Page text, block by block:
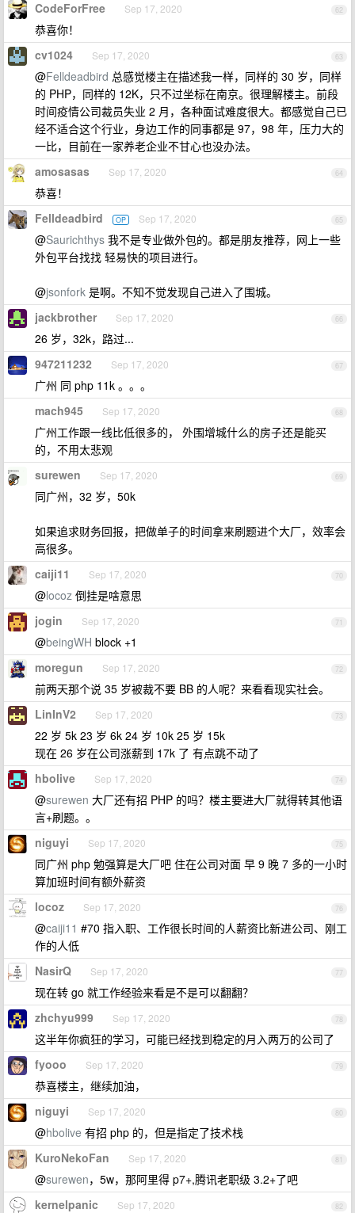
62
CodeForFree Sep 17, 2020
恭喜你！
63
cv1024 Sep 17, 2020
@Felldeadbird 总感觉楼主在描述我一样，同样的 30 岁，同样
的 PHP，同样的 12K，只不过坐标在南京。很理解楼主。前段
时间疫情公司裁员失业 2 月，各种面试难度很大。都感觉自己已
经不适合这个行业，身边工作的同事都是 97，98 年，压力大的
一比，目前在一家养老企业不甘心也没办法。
64
amosasas Sep 17, 2020
恭喜！
65
Felldeadbird OP Sep 17, 2020
@Saurichthys 我不是专业做外包的。都是朋友推荐，网上一些
外包平台找找 轻易快的项目进行。
@jsonfork 是啊。不知不觉发现自己进入了围城。
66
jackbrother Sep 17, 2020
26 岁，32k，路过...
67
947211232 Sep 17, 2020
广州 同 php 11k 。。。
68
mach945 Sep 17, 2020
广州工作跟一线比低很多的， 外围增城什么的房子还是能买
的，不用太悲观
69
surewen Sep 17, 2020
同广州，32 岁，50k
如果追求财务回报，把做单子的时间拿来刷题进个大厂，效率会
高很多。
70
caiji11 Sep 17, 2020
@locoz 倒挂是啥意思
71
jogin Sep 17, 2020
@beingWH block +1
72
moregun Sep 17, 2020
前两天那个说 35 岁被裁不要 BB 的人呢？来看看现实社会。
73
LinInV2 Sep 17, 2020
22 岁 5k 23 岁 6k 24 岁 10k 25 岁 15k
现在 26 岁在公司涨薪到 17k 了 有点跳不动了
74
hbolive Sep 17, 2020
@surewen 大厂还有招 PHP 的吗？楼主要进大厂就得转其他语
言+刷题。。
75
niguyi Sep 17, 2020
同广州 php 勉强算是大厂吧 住在公司对面 早 9 晚 7 多的一小时
算加班时间有额外薪资
76
locoz Sep 17, 2020
@caiji11 #70 指入职、工作很长时间的人薪资比新进公司、刚工
作的人低
77
NasirQ Sep 17, 2020
现在转 go 就工作经验来看是不是可以翻翻？
78
zhchyu999 Sep 17, 2020
这半年你疯狂的学习，可能已经找到稳定的月入两万的公司了
79
fyooo Sep 17, 2020
恭喜楼主，继续加油，
80
niguyi Sep 17, 2020
@hbolive 有招 php 的，但是指定了技术栈
81
KuroNekoFan Sep 17, 2020
@surewen，5w，那阿里得 p7+,腾讯老职级 3.2+了吧
82
kernelpanic Sep 17, 2020